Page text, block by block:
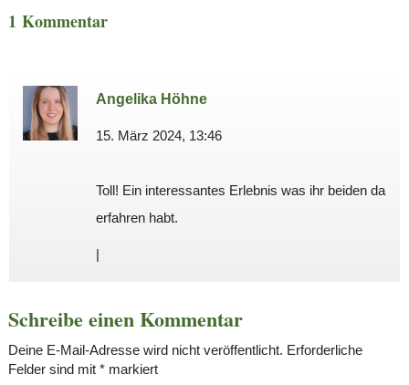
1 Kommentar
Angelika Höhne
15. März 2024, 13:46
Toll! Ein interessantes Erlebnis was ihr beiden da
erfahren habt.
|
Schreibe einen Kommentar
Deine E-Mail-Adresse wird nicht veröffentlicht. Erforderliche
Felder sind mit *markiert